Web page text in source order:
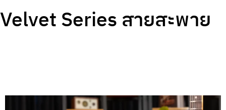
Velvet Series สายสะพาย